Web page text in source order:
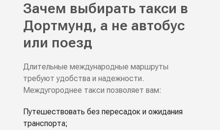
Зачем выбирать такси в
Дортмунд, а не автобус
или поезд
Длительные международные маршруты
требуют удобства и надежности.
Междугороднее такси позволяет вам:
Путешествовать без пересадок и ожидания
транспорта;